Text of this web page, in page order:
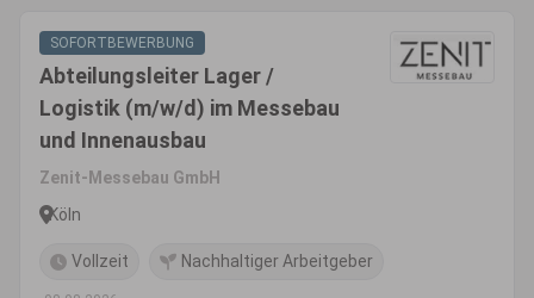
SOFORTBEWERBUNG
Abteilungsleiter Lager /
Logistik (m/w/d) im Messebau
und Innenausbau
Zenit-Messebau GmbH
Köln
Vollzeit Nachhaltiger Arbeitgeber